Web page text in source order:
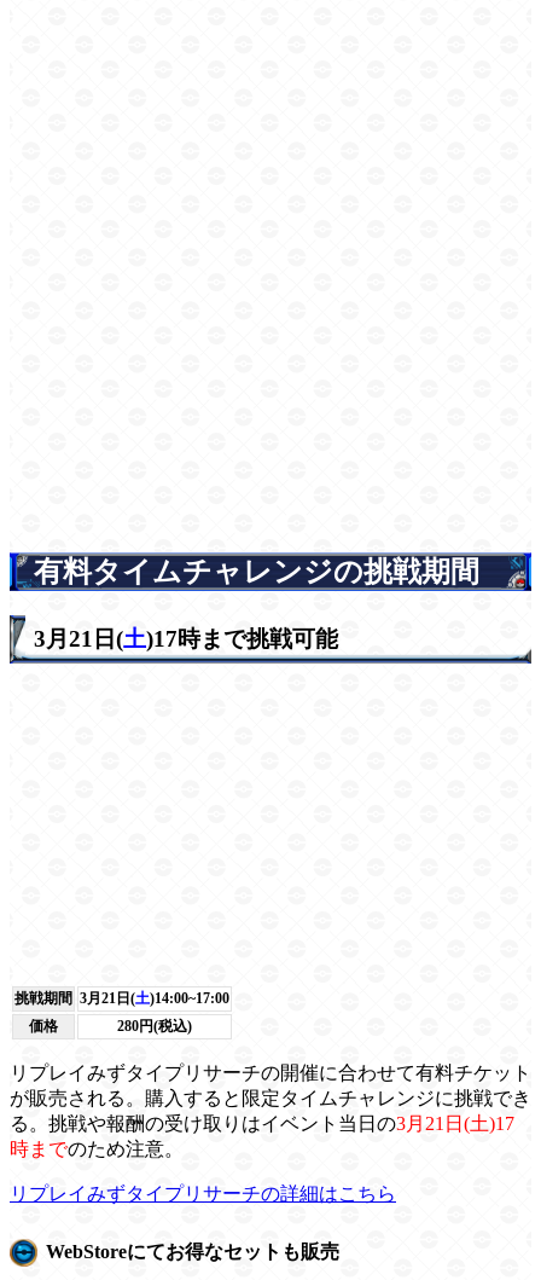
有料タイムチャレンジの挑戦期間
3月21日(土)17時まで挑戦可能
挑戦期間 3月21日(土)14:00~17:00
価格
280円(税込)
リプレイみずタイプリサーチの開催に合わせて有料チケット
が販売される。購入すると限定タイムチャレンジに挑戦でき
る。挑戦や報酬の受け取りはイベント当日の3月21日(土)17
時までのため注意。
リプレイみずタイプリサーチの詳細はこちら
WebStoreにてお得なセットも販売